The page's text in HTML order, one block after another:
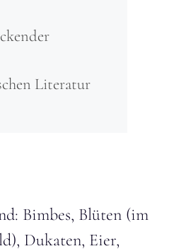
Literatur
Bimbes, Blüten (im
Dukaten, Eier,